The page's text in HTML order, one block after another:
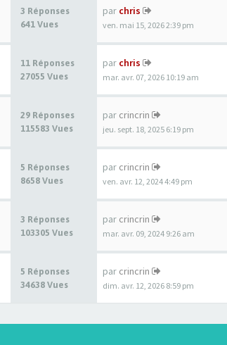
3 Réponses
641 Vues
par chris
ven. mai 15, 2026 2:39 pm
11 Réponses
27055 Vues
par chris
mar. avr. 07, 2026 10:19 am
29 Réponses
115583 Vues
par crincrin
jeu. sept. 18, 2025 6:19 pm
5 Réponses
8658 Vues
par crincrin
ven. avr. 12, 2024 4:49 pm
3 Réponses
103305 Vues
par crincrin
mar. avr. 09, 2024 9:26 am
5 Réponses
34638 Vues
par crincrin
dim. avr. 12, 2026 8:59 pm